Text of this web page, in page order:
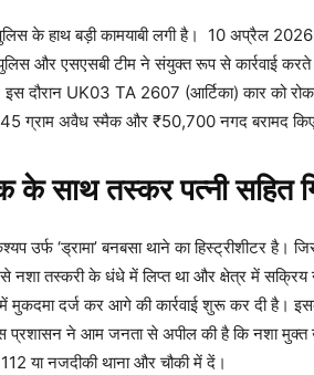
के हाथ बड़ी कामयाबी लगी है। 10 अप्रैल 2026
और एसएसबी टीम ने संयुक्त रूप से कार्रवाई करते
दौरान UK03 TA 2607 (आर्टिका) कार को
ग्राम अवैध स्मैक और ₹50,700 नगद बरामद
के साथ तस्कर पत्नी सहित
उर्फ ‘ड्रामा’ बनबसा थाने का हिस्ट्रीशीटर
नशा तस्करी के धंधे में लिप्त था और क्षेत्र में
मुकदमा दर्ज कर आगे की कार्रवाई शुरू कर दी है।
ने आम जनता से अपील की है कि नशा मुक्त
या नजदीकी थाना और चौकी में दें।